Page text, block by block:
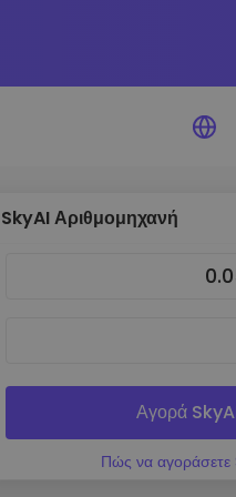
χαρτοφυλακίου
πληροφορίες για βέλτιστη
SkyAI Αριθμομηχανή
Αγορά
Πώς να αγοράσετε